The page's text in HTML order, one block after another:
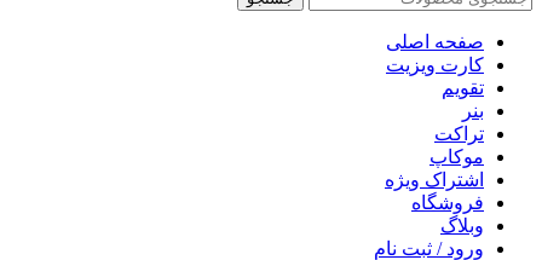
صفحه اصلی
کارت ویزیت
تقویم
بنر
تراکت
موکاپ
اشتراک ویژه
فروشگاه
وبلاگ
ورود / ثبت نام